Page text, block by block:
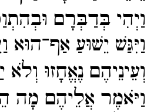
וַיְהִי בְּדַבְּרָם
וַיִּגַּשׁ יֵשׁוּעַ
וְעֵינֵיהֶם נֶאֱחָזוּ
וַיֹּאמֶר אֲלֵיהֶם מָה